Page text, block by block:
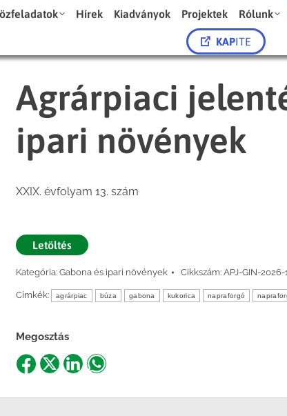
Hírek Kiadványok Projektek Rólunk
KAPITE
Agrárpiaci
ipari növények
XXIX. évfolyam 13. szám
Letöltés
Kategória: Gabona és ipari növények Cikkszám: APJ-GIN-2026-
Címkék: agrárpiac búza gabona kukorica napraforgó
Megosztás
ShareShareShareShare